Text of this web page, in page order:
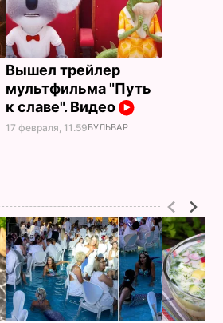
Вышел трейлер
мультфильма "Путь
к славе". Видео
17 февраля, 11.59БУЛЬВАР